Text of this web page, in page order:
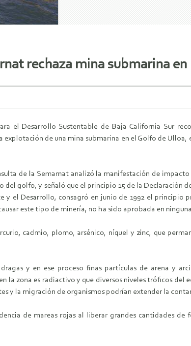
rechaza mina submarina en
el Desarrollo Sustentable de Baja California Sur
explotación de una mina submarina en el Golfo de
de la Semarnat analizó la manifestación de
del golfo, y señaló que el principio 15 de la Declaración
y el Desarrollo, consagró en junio de 1992 el
este tipo de minería, no ha sido aprobada en
cadmio, plomo, arsénico, níquel y zinc, que
y en ese proceso finas partículas de arena y
la zona es radiactivo y que diversos niveles tróficos del
y la migración de organismos podrían extender la
de mareas rojas al liberar grandes cantidades